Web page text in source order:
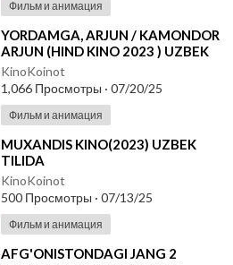
Фильм и анимация
⁣YORDAMGA, ARJUN / KAMONDOR
ARJUN (HIND KINO 2023 ) UZBEK
TILIDA
KinoKoinot
1,066 Просмотры · 07/20/25
Фильм и анимация
⁣MUXANDIS KINO(2023) UZBEK
TILIDA
KinoKoinot
500 Просмотры · 07/13/25
Фильм и анимация
⁣AFG'ONISTONDAGI JANG 2